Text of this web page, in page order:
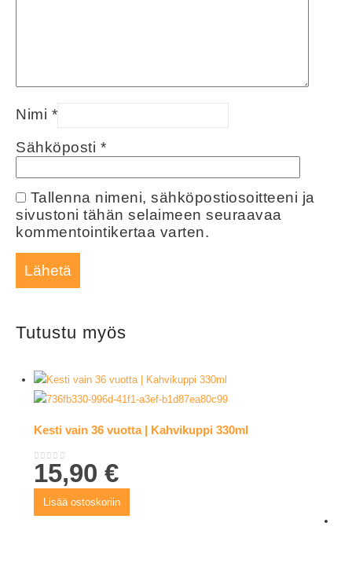
Nimi *
Sähköposti *
Tallenna nimeni, sähköpostiosoitteeni ja
sivustoni tähän selaimeen seuraavaa
kommentointikertaa varten.
Tutustu myös
Kesti vain 36 vuotta | Kahvikuppi 330ml
0out of 5
15,90€
Lisää ostoskoriin